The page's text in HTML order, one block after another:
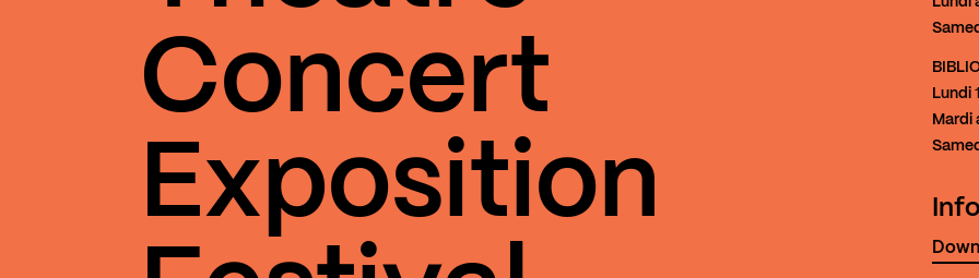
Lundi
Mardi
Concert
Exposition